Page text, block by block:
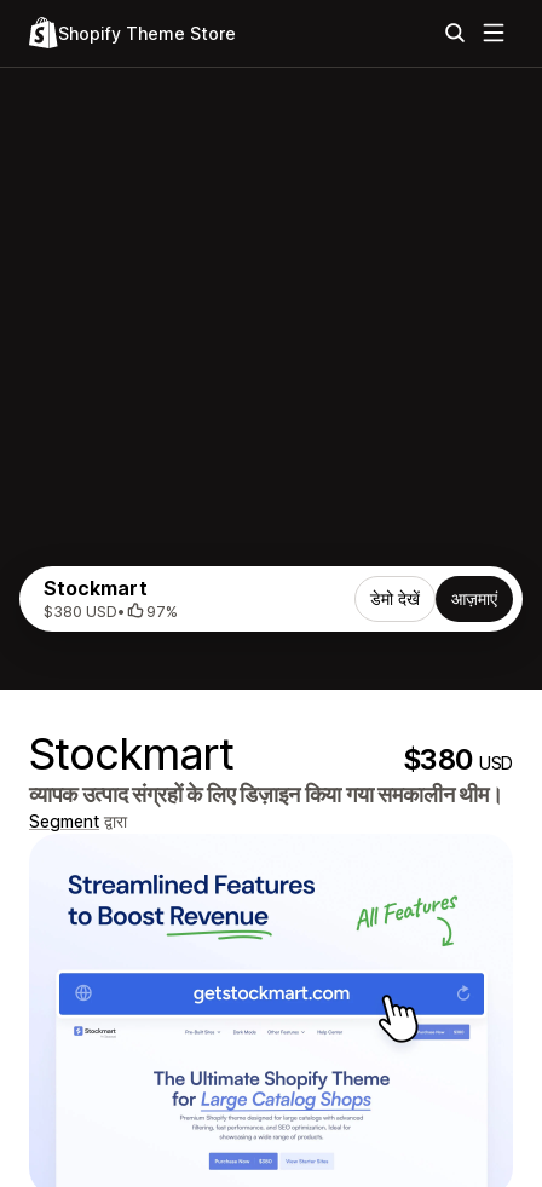
Shopify Theme Store
Stockmart
$380 USD• 97%
डेमो देखें आज़माएं
Stockmart $380USD
व्यापक उत्पाद संग्रहों के लिए डिज़ाइन किया गया समकालीन थीम।
Segment द्वारा